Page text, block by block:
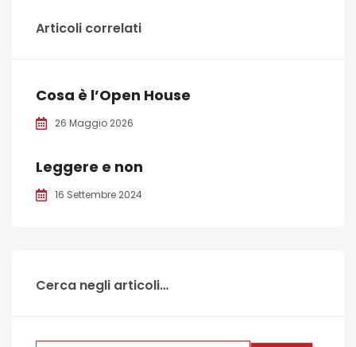
Articoli correlati
Cosa è l’Open House
26 Maggio 2026
Leggere e non
16 Settembre 2024
Cerca negli articoli…